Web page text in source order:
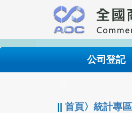
要
內
公司登記
||首頁〉統計專區